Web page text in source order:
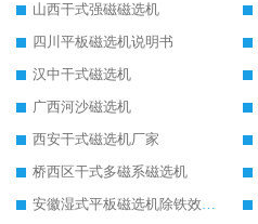
山西干式强磁磁选机
四川平板磁选机说明书
汉中干式磁选机
广西河沙磁选机
西安干式磁选机厂家
桥西区干式多磁系磁选机
安徽湿式平板磁选机除铁效果怎么样